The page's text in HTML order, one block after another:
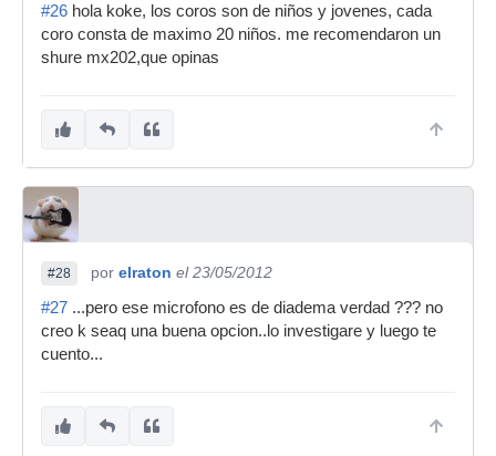
#26 hola koke, los coros son de niños y jovenes, cada
coro consta de maximo 20 niños. me recomendaron un
shure mx202,que opinas
#28 por elraton el 23/05/2012
#27 ...pero ese microfono es de diadema verdad ??? no
creo k seaq una buena opcion..lo investigare y luego te
cuento...